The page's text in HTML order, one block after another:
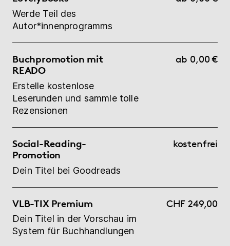
Werde Teil des
Autor*innenprogramms
Buchpromotion mit
READO
Erstelle kostenlose
Leserunden und sammle tolle
Rezensionen
ab 0,00 €
Social-Reading-
Promotion
Dein Titel bei Goodreads
kostenfrei
VLB-TIX Premium
Dein Titel in der Vorschau im
System für Buchhandlungen
CHF 249,00